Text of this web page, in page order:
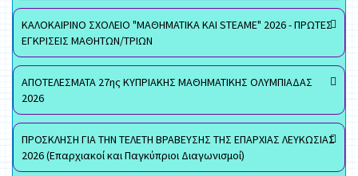
ΚΑΛΟΚΑΙΡΙΝΟ ΣΧΟΛΕΙΟ "ΜΑΘΗΜΑΤΙΚΑ ΚΑΙ STEAME" 2026 - ΠΡΩΤΕΣ
ΕΓΚΡΙΣΕΙΣ ΜΑΘΗΤΩΝ/ΤΡΙΩΝ
ΑΠΟΤΕΛΕΣΜΑΤΑ 27ης ΚΥΠΡΙΑΚΗΣ ΜΑΘΗΜΑΤΙΚΗΣ ΟΛΥΜΠΙΑΔΑΣ
2026
ΠΡΟΣΚΛΗΣΗ ΓΙΑ ΤΗΝ ΤΕΛΕΤΗ ΒΡΑΒΕΥΣΗΣ ΤΗΣ ΕΠΑΡΧΙΑΣ ΛΕΥΚΩΣΙΑΣ
2026 (Επαρχιακοί και Παγκύπριοι Διαγωνισμοί)